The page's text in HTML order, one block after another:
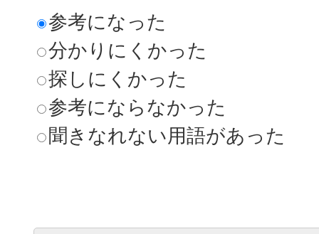
参考になった
分かりにくかった
探しにくかった
参考にならなかった
聞きなれない用語があった